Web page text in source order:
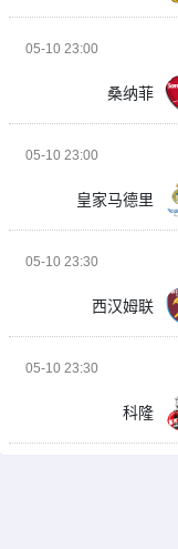
05-10 23:00
桑纳菲
05-10 23:00
皇家马德里
05-10 23:30
西汉姆联
05-10 23:30
科隆